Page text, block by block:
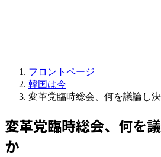
フロントページ
韓国は今
変革党臨時総会、何を議論し
変革党臨時総会、何を
か